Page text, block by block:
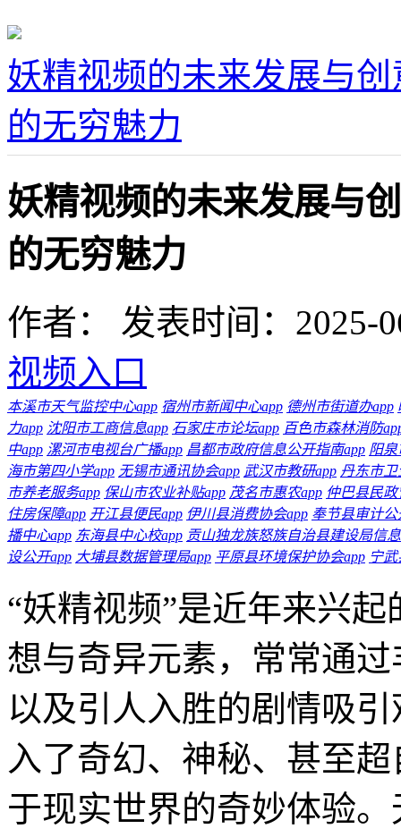
妖精视频的未来发展与
的无穷魅力
妖精视频的未来发展与
的无穷魅力
作者：
发表时间：2025-
视频入口
本溪市天气监控中心app 宿州市新闻中心app 德州市街道办app
力app 沈阳市工商信息app 石家庄市论坛app 百色市森林消防
中app 漯河市电视台广播app 昌都市政府信息公开指南app 阳泉
海市第四小学app 无锡市通讯协会app 武汉市教研app 丹东市卫
市养老服务app 保山市农业补贴app 茂名市惠农app 仲巴县民政
住房保障app 开江县便民app 伊川县消费协会app 奉节县审计公
播中心app 东海县中心校app 贡山独龙族怒族自治县建设局信
设公开app 大埔县数据管理局app 平原县环境保护协会app 宁
“妖精视频”是近年来兴
想与奇异元素，常常通
以及引人入胜的剧情吸
入了奇幻、神秘、甚至
于现实世界的奇妙体验